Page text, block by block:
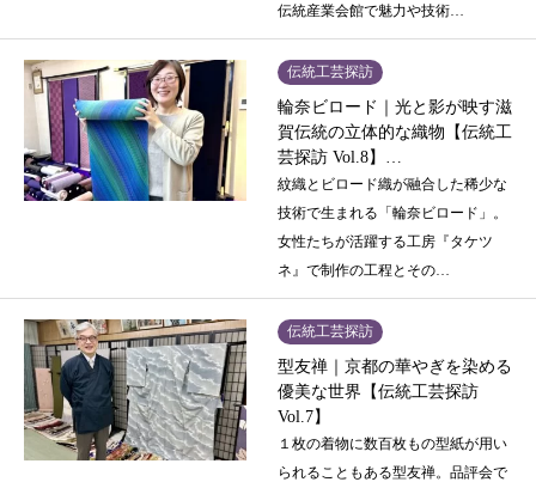
伝統産業会館で魅力や技術…
伝統工芸探訪
輪奈ビロード｜光と影が映す滋
賀伝統の立体的な織物【伝統工
芸探訪 Vol.8】…
紋織とビロード織が融合した稀少な
技術で生まれる「輪奈ビロード」。
女性たちが活躍する工房『タケツ
ネ』で制作の工程とその…
伝統工芸探訪
型友禅｜京都の華やぎを染める
優美な世界【伝統工芸探訪
Vol.7】
１枚の着物に数百枚もの型紙が用い
られることもある型友禅。品評会で